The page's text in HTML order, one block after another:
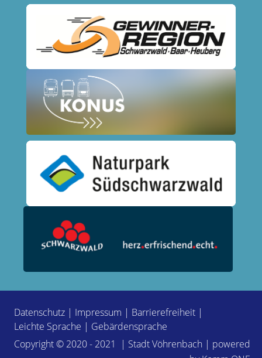
Datenschutz | Impressum | Barrierefreiheit |
Leichte Sprache | Gebärdensprache
Copyright © 2020 - 2021 | Stadt Vöhrenbach | powered